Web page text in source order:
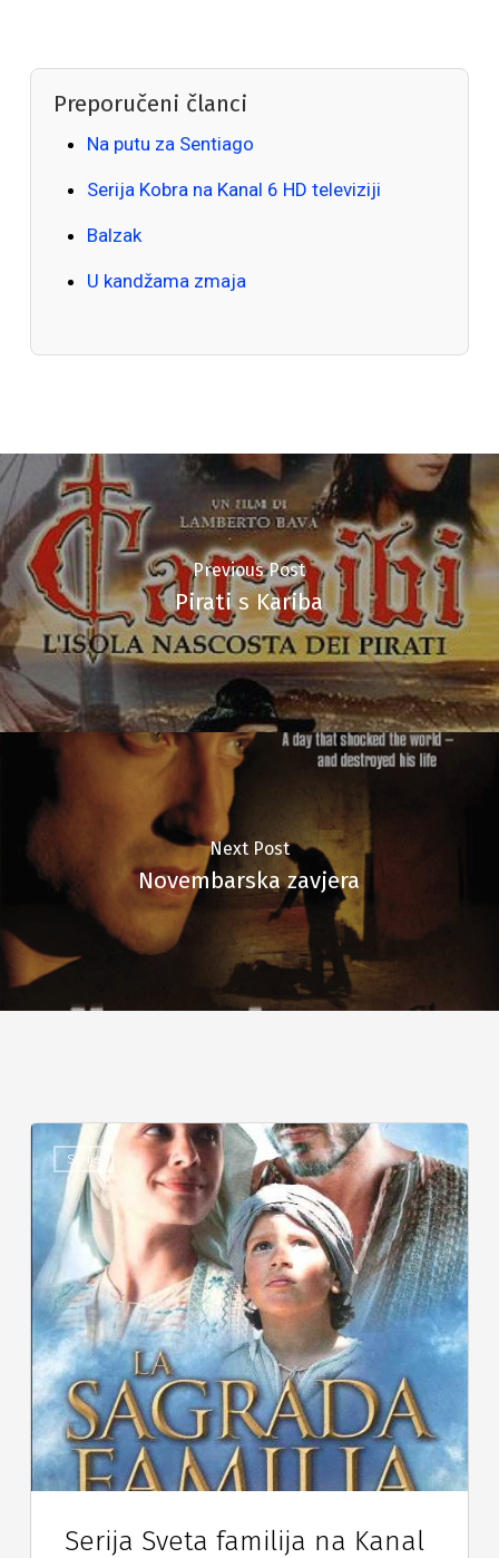
Preporučeni članci
Na putu za Sentiago
Serija Kobra na Kanal 6 HD televiziji
Balzak
U kandžama zmaja
Previous Post
Pirati s Kariba
Next Post
Novembarska zavjera
Serije
Serija Sveta familija na Kanal